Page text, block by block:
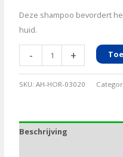
Deze shampoo bevordert
huid.
-
National
+
SKU:AH-HOR-03020
Beschrijving